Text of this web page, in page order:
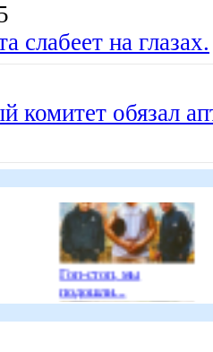
слабеет на глазах.
комитет обязал
Гоп-стоп, мы
подошли...